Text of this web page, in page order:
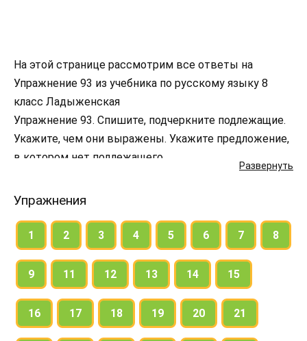
Развернуть
На этой странице рассмотрим все ответы на
Упражнение 93 из учебника по русскому языку 8
класс Ладыженская
Упражнение 93. Спишите, подчеркните подлежащие.
Укажите, чем они выражены. Укажите предложение,
в котором нет подлежащего.
Упражнения
1 2 3 4 5 6 7 8
9 11 12 13 14 15
16 17 18 19 20 21